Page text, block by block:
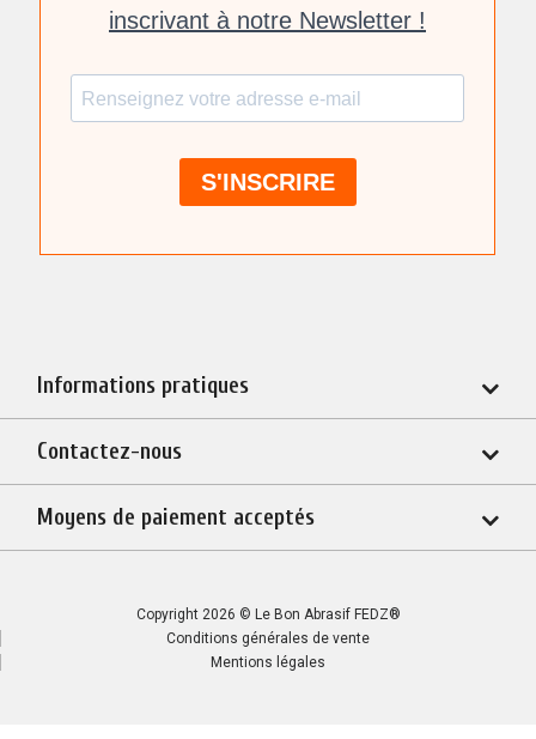
Informations pratiques
Contactez-nous
Moyens de paiement acceptés
Copyright 2026 © Le Bon Abrasif FEDZ®
Conditions générales de vente
Mentions légales